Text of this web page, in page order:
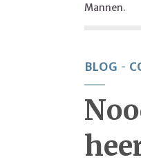
Mannen.
BLOG